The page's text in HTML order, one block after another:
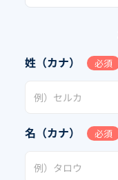
姓（カナ） 必須
名（カナ） 必須